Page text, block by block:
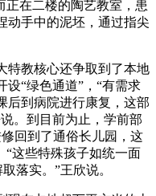
正在二楼的陶艺教室，患
动手中的泥坯，通过指尖
教核心还争取到了本地
设“绿色通道”，“有需求
后到病院进行康复，这部
。到目前为止，学前部
回到了通俗长儿园，这
“这些特殊孩子如统一面
落实。”王欣说。